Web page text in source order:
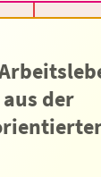
der